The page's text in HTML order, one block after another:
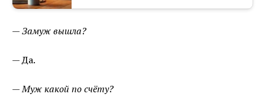
— Замуж вышла?
— Да.
— Муж какой по счёту?